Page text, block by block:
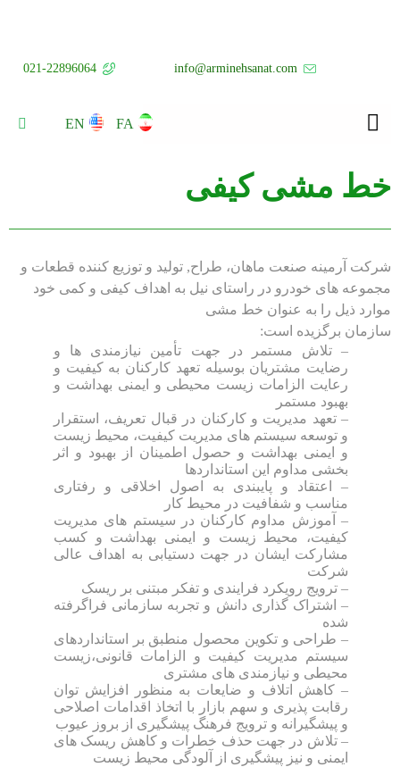
info@arminehsanat.com
021-22896064
FA
EN
خط مشی کیفی
شرکت آرمینه صنعت ماهان، طراح, تولید و توزیع کننده قطعات و
مجموعه های خودرو در راستای نیل به اهداف کیفی و کمی خود
موارد ذیل را به عنوان خط مشی
سازمان برگزیده است:
– تلاش مستمر در جهت تأمین نیازمندی ها و
رضایت مشتریان بوسیله تعهد کارکنان به کیفیت و
رعایت الزامات زیست محیطی و ایمنی بهداشت و
بهبود مستمر
– تعهد مدیریت و کارکنان در قبال تعریف، استقرار
و توسعه سیستم های مدیریت کیفیت، محیط زیست
و ایمنی بهداشت و حصول اطمینان از بهبود و اثر
بخشی مداوم این استانداردها
– اعتقاد و پایبندی به اصول اخلاقی و رفتاری
مناسب و شفافیت در محیط کار
– آموزش مداوم کارکنان در سیستم های مدیریت
کیفیت، محیط زیست و ایمنی بهداشت و کسب
مشارکت ایشان در جهت دستیابی به اهداف عالی
شرکت
– ترویج رویکرد فرایندی و تفکر مبتنی بر ریسک
– اشتراک گذاری دانش و تجربه سازمانی فراگرفته
شده
– طراحی و تکوین محصول منطبق بر استانداردهای
سیستم مدیریت کیفیت و الزامات قانونی،زیست
محیطی و نیازمندی های مشتری
– کاهش اتلاف و ضایعات به منظور افزایش توان
رقابت پذیری و سهم بازار با اتخاذ اقدامات اصلاحی
و پیشگیرانه و ترویج فرهنگ پیشگیری از بروز عیوب
– تلاش در جهت حذف خطرات و کاهش ریسک های
ایمنی و نیز پیشگیری از آلودگی محیط زیست